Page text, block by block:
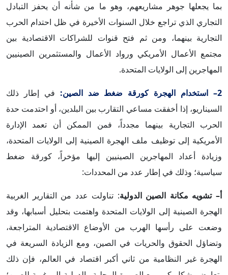
بما يجعلها جوهر مشاريعهم، وهو ما من شأنه أن يحفز التبادل
التجاري الذي تراجع خلال السنوات الأخيرة في ظل احتدام الحرب
التجارية بينهما، ومن ثم فتح قنوات للشراكات الاقتصادية بين
مجتمع الأعمال الأمريكي ورواد الأعمال والمستثمرين الصينيين
المهاجرين إلى الولايات المتحدة.
2– استخدام الهجرة كورقة ضغط ضد الصين:
في إطار ذلك
السيناريو، إذا أخفقت مساعي التقارب بين البلدين، أو احتدمت حدة
الحرب التجارية بينهما مجدداً، فمن الممكن أن تعمد الإدارة
الأمريكية إلى توظيف ملف الهجرة الصينية إلى الولايات المتحدة،
وزيادة أعداد المهاجرين الصينيين إليها مؤخراً، كورقة ضغط
سياسية؛ وذلك في إطار عدد من المحددات:
أ– تشويه مكانة الصين الدولية: تناولت عدد من التقارير الغربية
الهجرة الصينية إلى الولايات المتحدة واهتمت بتحليل أسبابها، وقد
وضعت على رأسها الهرب من الأوضاع الاقتصادية المتراجعة،
وتضاؤل الحقوق والحريات في الصين، ومع الزيادة السريعة في
الهجرة غير النظامية من ثاني أكبر اقتصاد في العالم، فإن ذلك